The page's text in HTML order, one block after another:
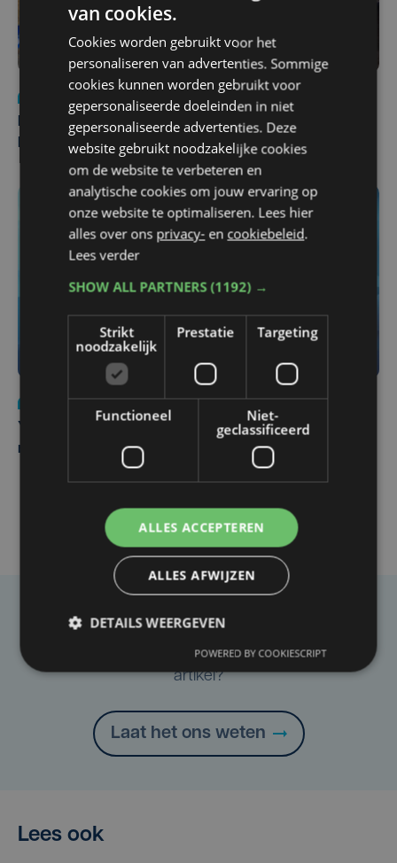
di 4 augustus | 09:32
Man en vrouw dood aangetroffen in woning in Sint-
Pieters Brugge
Nieuws
do 6 augustus | 21:30
Yaro (19), slachtoffer van vechtpartij, is na
maandenlange coma overleden
Taalfout opgemerkt?
Heb je een taal- of schrijffout opgemerkt in dit
artikel?
Laat het ons weten
Lees ook
van cookies.
Cookies worden gebruikt voor het
personaliseren van advertenties. Sommige
cookies kunnen worden gebruikt voor
gepersonaliseerde doeleinden in niet
gepersonaliseerde advertenties. Deze
website gebruikt noodzakelijke cookies
om de website te verbeteren en
analytische cookies om jouw ervaring op
onze website te optimaliseren. Lees hier
alles over ons privacy- en cookiebeleid.
Lees verder
SHOW ALL PARTNERS(1192) →
Strikt
noodzakelijk
Prestatie Targeting
Functioneel
Niet-
geclassificeerd
ALLES ACCEPTEREN
ALLES AFWIJZEN
DETAILS WEERGEVEN
POWERED BY COOKIESCRIPT